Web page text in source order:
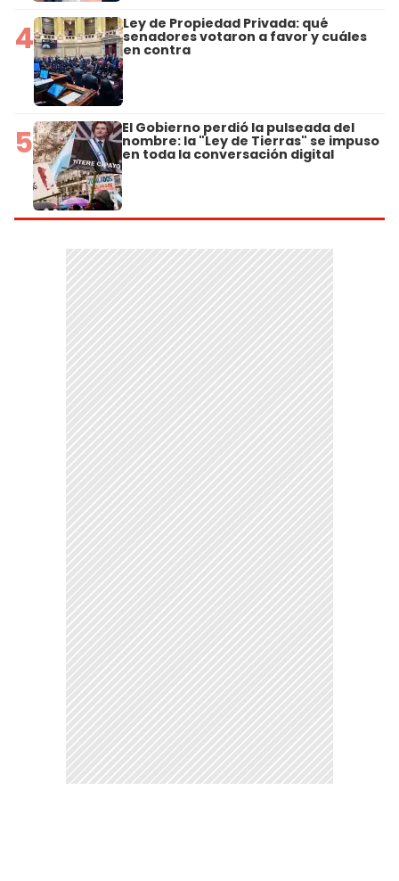
4 Ley de Propiedad Privada: qué
senadores votaron a favor y cuáles
en contra
5 El Gobierno perdió la pulseada del
nombre: la "Ley de Tierras" se impuso
en toda la conversación digital